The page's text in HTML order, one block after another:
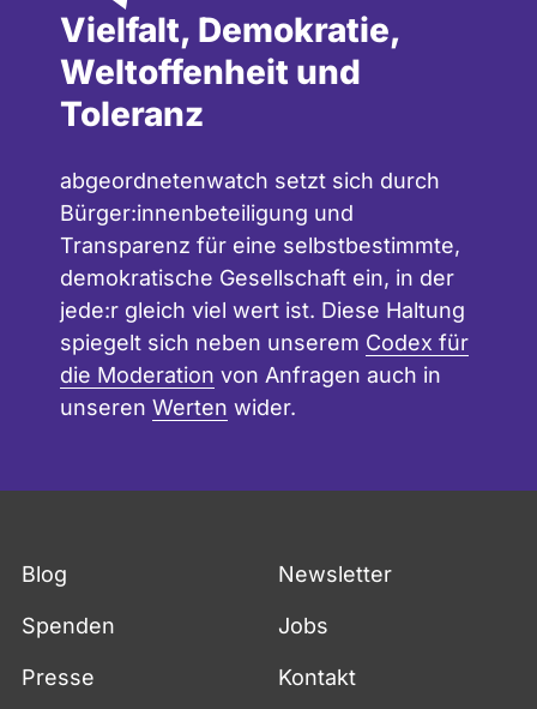
Vielfalt, Demokratie,
Weltoffenheit und
Toleranz
abgeordnetenwatch setzt sich durch
Bürger:innenbeteiligung und
Transparenz für eine selbstbestimmte,
demokratische Gesellschaft ein, in der
jede:r gleich viel wert ist. Diese Haltung
spiegelt sich neben unserem Codex für
die Moderation von Anfragen auch in
unseren Werten wider.
Blog Newsletter
Spenden Jobs
Presse Kontakt